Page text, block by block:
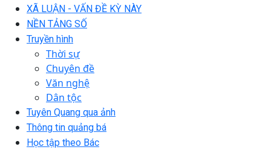
XÃ LUẬN - VẤN ĐỀ KỲ NÀY
NỀN TẢNG SỐ
Truyền hình
Thời sự
Chuyên đề
Văn nghệ
Dân tộc
Tuyên Quang qua ảnh
Thông tin quảng bá
Học tập theo Bác